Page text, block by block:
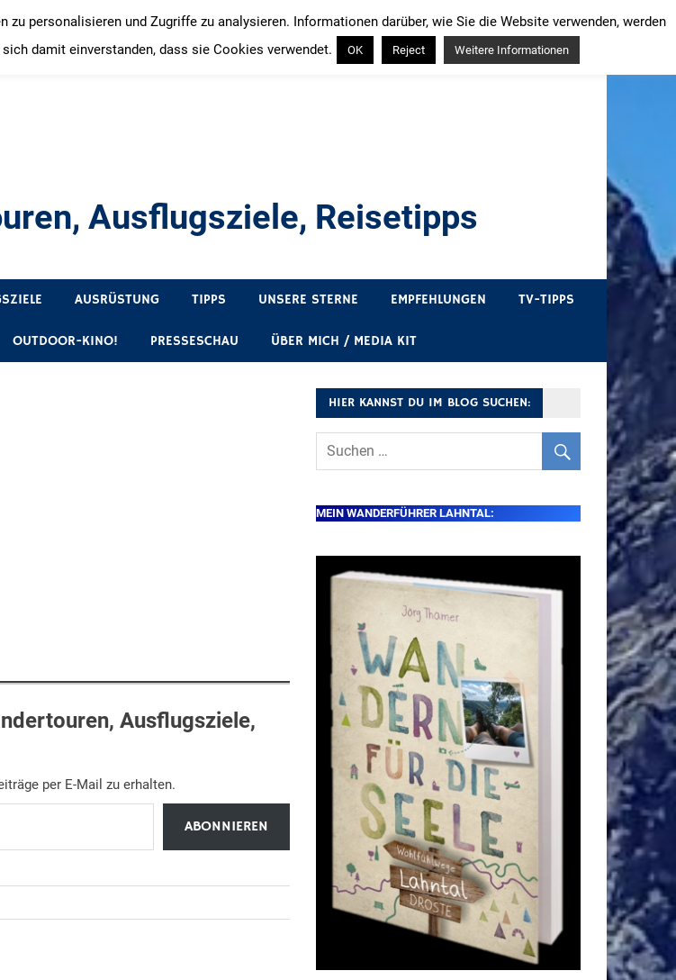
Ausflugsziele, Reisetipps
AUSRÜSTUNG TIPPS UNSERE STERNE EMPFEHLUNGEN TV-TIPPS
OUTDOOR-KINO! PRESSESCHAU ÜBER MICH / MEDIA KIT
Ausflugsziele,
per E-Mail zu erhalten.
ABONNIEREN
HIER KANNST DU IM BLOG SUCHEN:
MEIN WANDERFÜHRER LAHNTAL:
personalisieren und Zugriffe zu analysieren. Informationen darüber, wie Sie die Website verwenden, werden
damit einverstanden, dass sie Cookies verwendet.
OK Reject Weitere Informationen